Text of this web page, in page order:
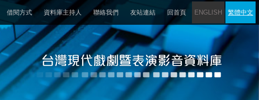
借閱方式 資料庫主持人 聯絡我們 友站連結 回首頁 ENGLISH 繁體中文